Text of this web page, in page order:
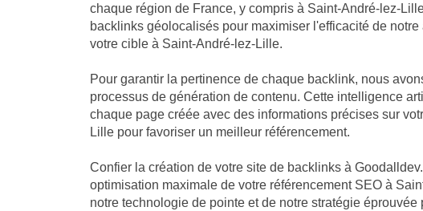
chaque région de France, y compris à Saint-André-lez-
backlinks géolocalisés pour maximiser l'efficacité de
votre cible à Saint-André-lez-Lille.
Pour garantir la pertinence de chaque backlink, nous
processus de génération de contenu. Cette intelligence
chaque page créée avec des informations précises sur
Lille pour favoriser un meilleur référencement.
Confier la création de votre site de backlinks à
optimisation maximale de votre référencement SEO à
notre technologie de pointe et de notre stratégie